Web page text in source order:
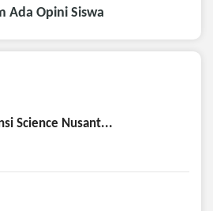
Ada Opini Siswa
Science Nusant...